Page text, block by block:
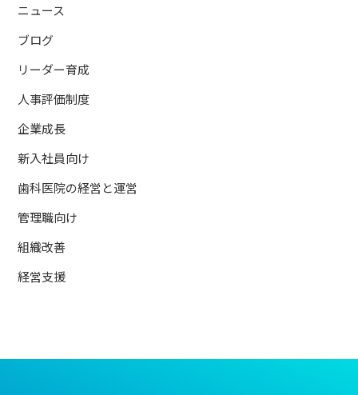
ニュース
ブログ
リーダー育成
人事評価制度
企業成長
新入社員向け
歯科医院の経営と運営
管理職向け
組織改善
経営支援